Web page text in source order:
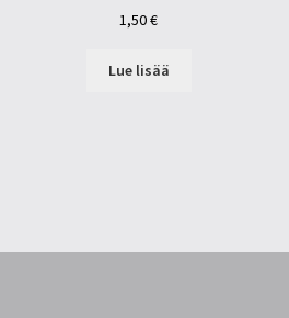
1,50€
Lue lisää